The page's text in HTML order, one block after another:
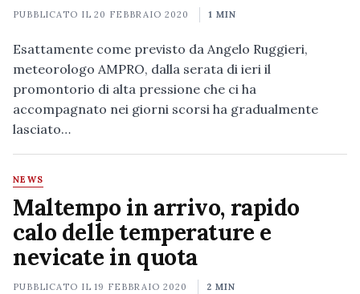
PUBBLICATO IL20 FEBBRAIO 2020 1 MIN
Esattamente come previsto da Angelo Ruggieri,
meteorologo AMPRO, dalla serata di ieri il
promontorio di alta pressione che ci ha
accompagnato nei giorni scorsi ha gradualmente
lasciato…
NEWS
Maltempo in arrivo, rapido
calo delle temperature e
nevicate in quota
PUBBLICATO IL19 FEBBRAIO 2020 2 MIN